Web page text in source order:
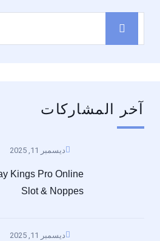
آخر المشاركات
ديسمبر 11, 2025
Kings Pro Online
Slot & Noppes
ديسمبر 11, 2025